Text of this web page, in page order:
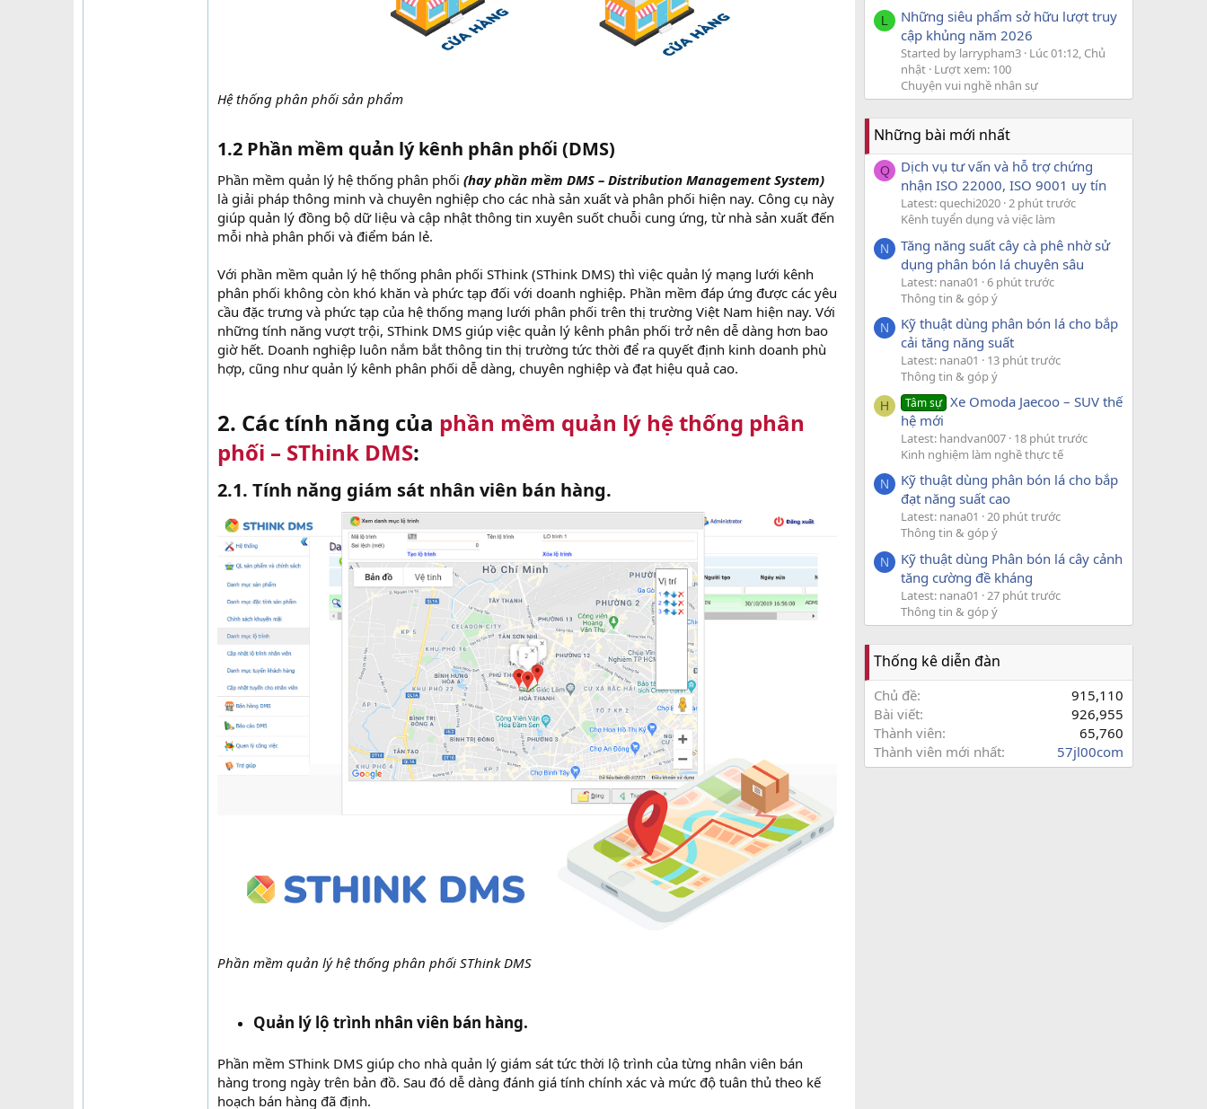
Hệ thống phân phối sản phẩm
1.2 Phần mềm quản lý kênh phân phối (DMS)
Phần mềm quản lý hệ thống phân phối (hay phần mềm DMS – Distribution Management System)
là giải pháp thông minh và chuyên nghiệp cho các nhà sản xuất và phân phối hiện nay. Công cụ này
giúp quản lý đồng bộ dữ liệu và cập nhật thông tin xuyên suốt chuỗi cung ứng, từ nhà sản xuất đến
mỗi nhà phân phối và điểm bán lẻ.
Với phần mềm quản lý hệ thống phân phối SThink (SThink DMS) thì việc quản lý mạng lưới kênh
phân phối không còn khó khăn và phức tạp đối với doanh nghiệp. Phần mềm đáp ứng được các yêu
cầu đặc trưng và phức tạp của hệ thống mạng lưới phân phối trên thị trường Việt Nam hiện nay. Với
những tính năng vượt trội, SThink DMS giúp việc quản lý kênh phân phối trở nên dễ dàng hơn bao
giờ hết. Doanh nghiệp luôn nắm bắt thông tin thị trường tức thời để ra quyết định kinh doanh phù
hợp, cũng như quản lý kênh phân phối dễ dàng, chuyên nghiệp và đạt hiệu quả cao.
2. Các tính năng của phần mềm quản lý hệ thống phân
phối – SThink DMS:
2.1. Tính năng giám sát nhân viên bán hàng.
Phần mềm quản lý hệ thống phân phối SThink DMS
Quản lý lộ trình nhân viên bán hàng.
Phần mềm SThink DMS giúp cho nhà quản lý giám sát tức thời lộ trình của từng nhân viên bán
hàng trong ngày trên bản đồ. Sau đó dễ dàng đánh giá tính chính xác và mức độ tuân thủ theo kế
hoạch bán hàng đã định.
L
Những siêu phẩm sở hữu lượt truy
cập khủng năm 2026
Started by larrypham3 Lúc 01:12, Chủ
nhật Lượt xem: 100
Chuyện vui nghề nhân sự
Những bài mới nhất
Q
Dịch vụ tư vấn và hỗ trợ chứng
nhận ISO 22000, ISO 9001 uy tín
Latest: quechi2020 2 phút trước
Kênh tuyển dụng và việc làm
N
Tăng năng suất cây cà phê nhờ sử
dụng phân bón lá chuyên sâu
Latest: nana01
6 phút trước
Thông tin & góp ý
N
Kỹ thuật dùng phân bón lá cho bắp
cải tăng năng suất
Latest: nana01
13 phút trước
Thông tin & góp ý
H Tâm sự Xe Omoda Jaecoo – SUV thế
hệ mới
Latest: handvan007 18 phút trước
Kinh nghiệm làm nghề thực tế
N
Kỹ thuật dùng phân bón lá cho bắp
đạt năng suất cao
Latest: nana01
20 phút trước
Thông tin & góp ý
N
Kỹ thuật dùng Phân bón lá cây cảnh
tăng cường đề kháng
Latest: nana01
27 phút trước
Thông tin & góp ý
Thống kê diễn đàn
Chủ đề
915,110
Bài viết
926,955
Thành viên
65,760
Thành viên mới nhất
57jl00com